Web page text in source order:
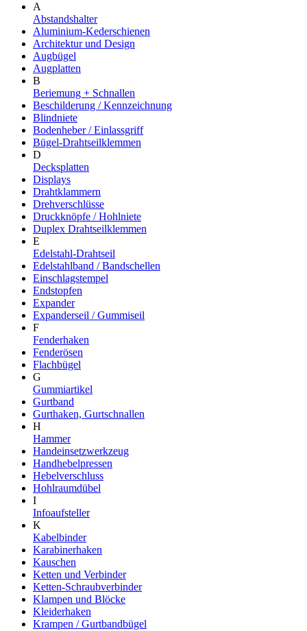
A
Abstandshalter
Aluminium-Kederschienen
Architektur und Design
Augbügel
Augplatten
B
Beriemung + Schnallen
Beschilderung / Kennzeichnung
Blindniete
Bodenheber / Einlassgriff
Bügel-Drahtseilklemmen
D
Decksplatten
Displays
Drahtklammern
Drehverschlüsse
Druckknöpfe / Hohlniete
Duplex Drahtseilklemmen
E
Edelstahl-Drahtseil
Edelstahlband / Bandschellen
Einschlagstempel
Endstopfen
Expander
Expanderseil / Gummiseil
F
Fenderhaken
Fenderösen
Flachbügel
G
Gummiartikel
Gurtband
Gurthaken, Gurtschnallen
H
Hammer
Handeinsetzwerkzeug
Handhebelpressen
Hebelverschluss
Hohlraumdübel
I
Infoaufsteller
K
Kabelbinder
Karabinerhaken
Kauschen
Ketten und Verbinder
Ketten-Schraubverbinder
Klampen und Blöcke
Kleiderhaken
Krampen / Gurtbandbügel